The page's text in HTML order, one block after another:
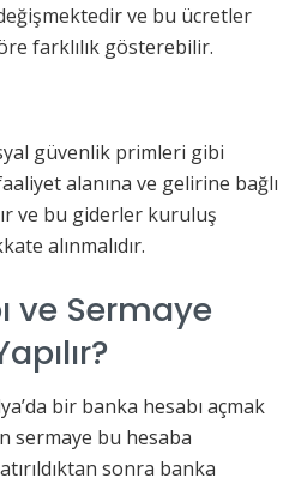
ve bu ücretler
farklılık gösterebilir.
güvenlik primleri gibi
alanına ve gelirine bağlı
ve bu giderler kuruluş
alınmalıdır.
ve Sermaye
bir banka hesabı açmak
sermaye bu hesaba
sonra banka